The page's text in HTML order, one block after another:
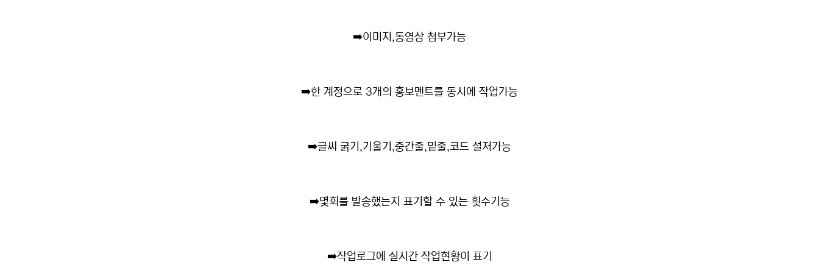
➡️이미지,동영상 첨부가능
➡️한 계정으로 3개의 홍보멘트를 동시에 작업가능
➡️글씨 굵기,기울기,중간줄,밑줄,코드 설저가능
➡️몇회를 발송했는지 표기할 수 있는 횟수기능
➡️작업로그에 실시간 작업현황이 표기